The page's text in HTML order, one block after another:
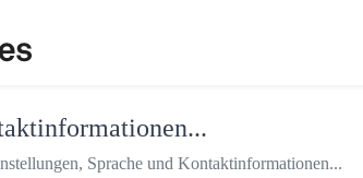
Sprache und Kontaktinformationen...